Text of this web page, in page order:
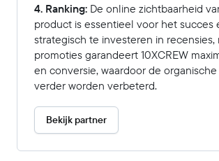
4. Ranking: De online zichtbaarheid
product is essentieel voor het succes
strategisch te investeren in recensies,
promoties garandeert 10XCREW
en conversie, waardoor de
verder worden verbeterd.
Bekijk partner